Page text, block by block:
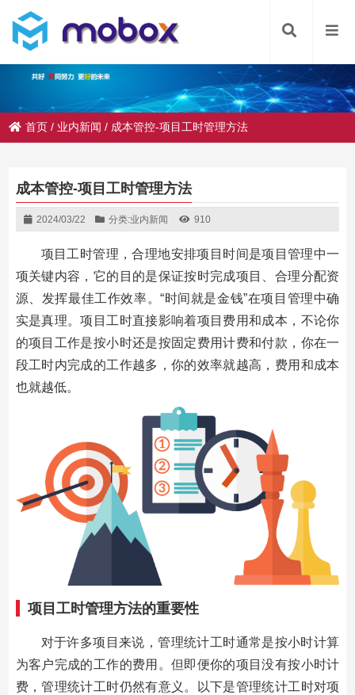
首页 / 业内新闻 / 成本管控-项目工时管理方法
成本管控-项目工时管理方法
2024/03/22 分类:业内新闻 910
项目工时管理，合理地安排项目时间是项目管理中一
项关键内容，它的目的是保证按时完成项目、合理分配资
源、发挥最佳工作效率。“时间就是金钱”在项目管理中确
实是真理。项目工时直接影响着项目费用和成本，不论你
的项目工作是按小时还是按固定费用计费和付款，你在一
段工时内完成的工作越多，你的效率就越高，费用和成本
也就越低。
项目工时管理方法的重要性
对于许多项目来说，管理统计工时通常是按小时计算
为客户完成的工作的费用。但即便你的项目没有按小时计
费，管理统计工时仍然有意义。以下是管理统计工时对项